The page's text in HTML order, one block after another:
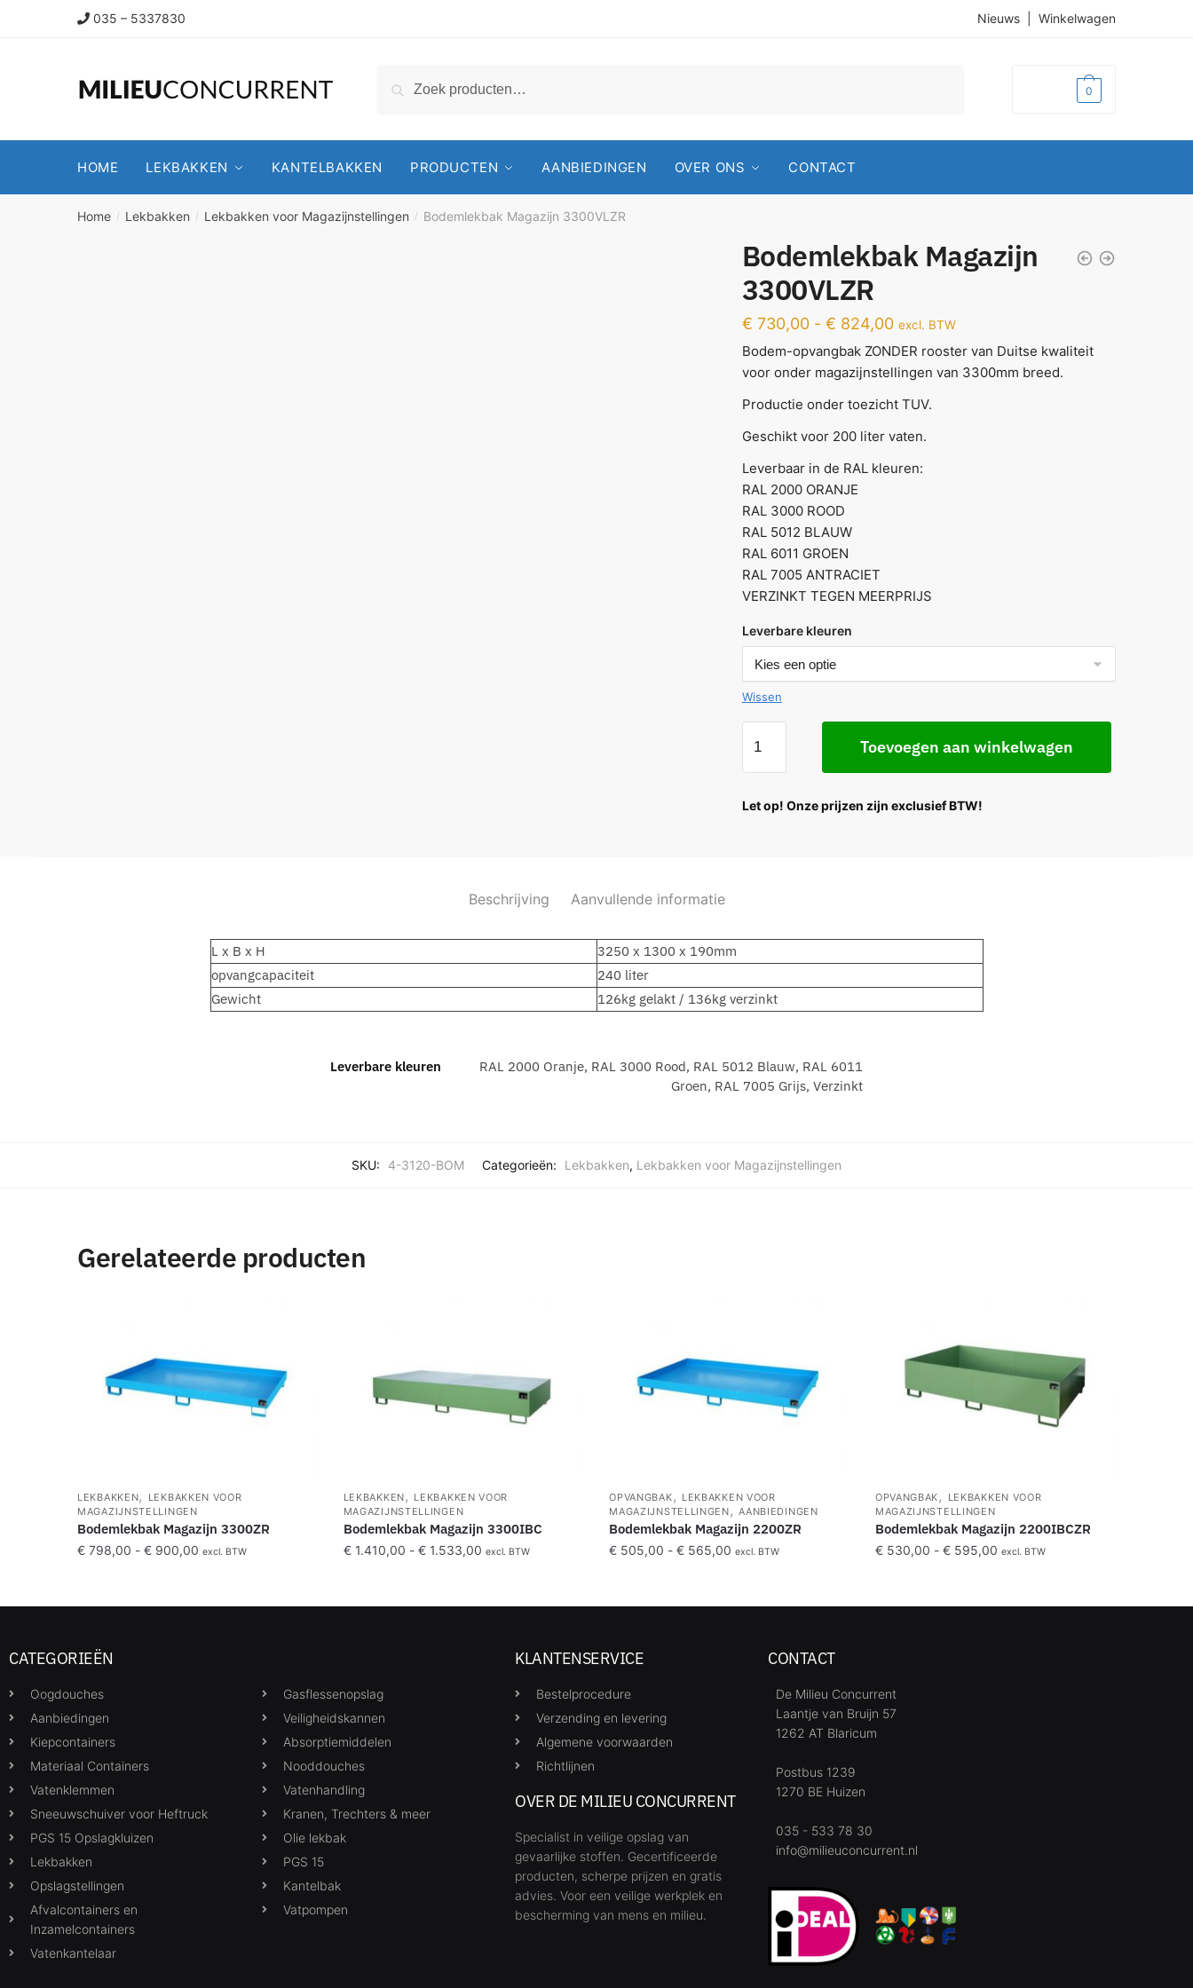
035 – 5337830 Nieuws Winkelwagen
Zoeken 0
HOME LEKBAKKEN KANTELBAKKEN PRODUCTEN AANBIEDINGEN OVER ONS CONTACT
Home / Lekbakken / Lekbakken voor Magazijnstellingen / Bodemlekbak Magazijn 3300VLZR
Bodemlekbak Magazijn
3300VLZR
€ 730,00 - € 824,00 excl. BTW
Bodem-opvangbak ZONDER rooster van Duitse kwaliteit
voor onder magazijnstellingen van 3300mm breed.
Productie onder toezicht TUV.
Geschikt voor 200 liter vaten.
Leverbaar in de RAL kleuren:
RAL 2000 ORANJE
RAL 3000 ROOD
RAL 5012 BLAUW
RAL 6011 GROEN
RAL 7005 ANTRACIET
VERZINKT TEGEN MEERPRIJS
Leverbare kleuren
Wissen
Toevoegen aan winkelwagen
Let op! Onze prijzen zijn exclusief BTW!
Beschrijving Aanvullende informatie
L x B x H
3250 x 1300 x 190mm
opvangcapaciteit
240 liter
Gewicht
126kg gelakt / 136kg verzinkt
Leverbare kleuren
RAL 2000 Oranje, RAL 3000 Rood, RAL 5012 Blauw, RAL 6011
Groen, RAL 7005 Grijs, Verzinkt
SKU: 4-3120-BOM Categorieën: Lekbakken, Lekbakken voor Magazijnstellingen
Gerelateerde producten
LEKBAKKEN,
LEKBAKKEN VOOR
MAGAZIJNSTELLINGEN
Bodemlekbak Magazijn 3300ZR
€ 798,00 - € 900,00 excl. BTW
LEKBAKKEN, LEKBAKKEN VOOR
MAGAZIJNSTELLINGEN
Bodemlekbak Magazijn 3300IBC
€1.410,00 - €1.533,00 excl. BTW
OPVANGBAK, LEKBAKKEN VOOR
MAGAZIJNSTELLINGEN,AANBIEDINGEN
Bodemlekbak Magazijn 2200ZR
€ 505,00 - € 565,00 excl. BTW
OPVANGBAK,
LEKBAKKEN VOOR
MAGAZIJNSTELLINGEN
Bodemlekbak Magazijn 2200IBCZR
€530,00 - €595,00 excl. BTW
CATEGORIEËN
Oogdouches
Aanbiedingen
Kiepcontainers
Materiaal Containers
Vatenklemmen
Sneeuwschuiver voor Heftruck
PGS 15 Opslagkluizen
Lekbakken
Opslagstellingen
Afvalcontainers en
Inzamelcontainers
Vatenkantelaar
Gasflessenopslag
Veiligheidskannen
Absorptiemiddelen
Nooddouches
Vatenhandling
Kranen, Trechters & meer
Olie lekbak
PGS 15
Kantelbak
Vatpompen
KLANTENSERVICE
Bestelprocedure
Verzending en levering
Algemene voorwaarden
Richtlijnen
OVER DE MILIEU CONCURRENT
Specialist in veilige opslag van
gevaarlijke stoffen. Gecertificeerde
producten, scherpe prijzen en gratis
advies. Voor een veilige werkplek en
bescherming van mens en milieu.
CONTACT
De Milieu Concurrent
Laantje van Bruijn 57
1262 AT Blaricum
Postbus 1239
1270 BE Huizen
035 - 533 78 30
info@milieuconcurrent.nl